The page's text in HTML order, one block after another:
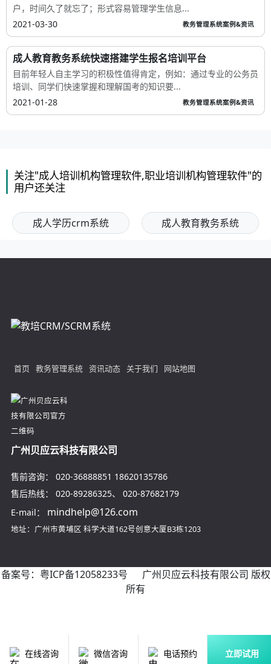
户，时间久了就忘了；形式容易管理学生信息...
2021-03-30
教务管理系统案例&资讯
成人教育教务系统快速搭建学生报名培训平台
目前年轻人自主学习的积极性值得肯定，例如：通过专业的公务员
培训、同学们快速掌握和理解国考的知识要...
2021-01-28
教务管理系统案例&资讯
关注"成人培训机构管理软件,职业培训机构管理软件"的
用户还关注
成人学历crm系统 成人教育教务系统
在线咨询 微信咨询 电话预约 立即试用
首页 教务管理系统 资讯动态 关于我们 网站地图
广州贝应云科技有限公司
售前咨询： 020-36888851 18620135786
售后热线：
020-89286325、 020-87682179
E-mail：
mindhelp@126.com
地址：广州市黄埔区 科学大道162号创意大厦B3栋1203
备案号： 粤ICP备12058233号 广州贝应云科技有限公司 版权
所有